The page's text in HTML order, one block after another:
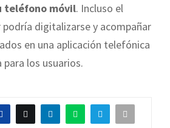
teléfono móvil. Incluso el
digitalizarse y acompañar
en una aplicación telefónica
los usuarios.